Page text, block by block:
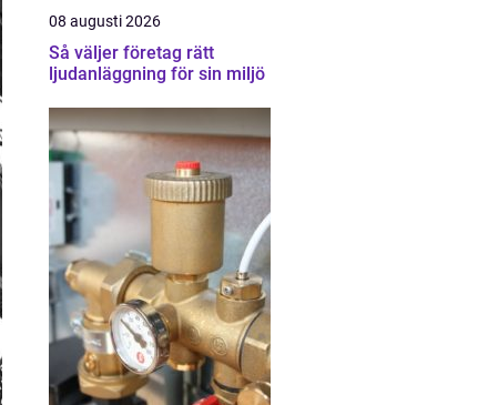
08 augusti 2026
Så väljer företag rätt
ljudanläggning för sin miljö